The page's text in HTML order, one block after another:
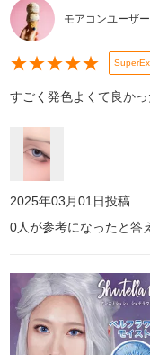
モアコンユーザ
★★★★★
すごく発色よくて良かっ
2025年03月01日投稿
0人が参考になったと答